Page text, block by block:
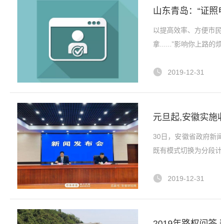
山东青岛：“证
以提高效率、方便市
拿......”影响你上路的
2019-12-31
元旦起,安徽实施
30日，安徽省政府新
既有模式切换为分段
2019-12-31